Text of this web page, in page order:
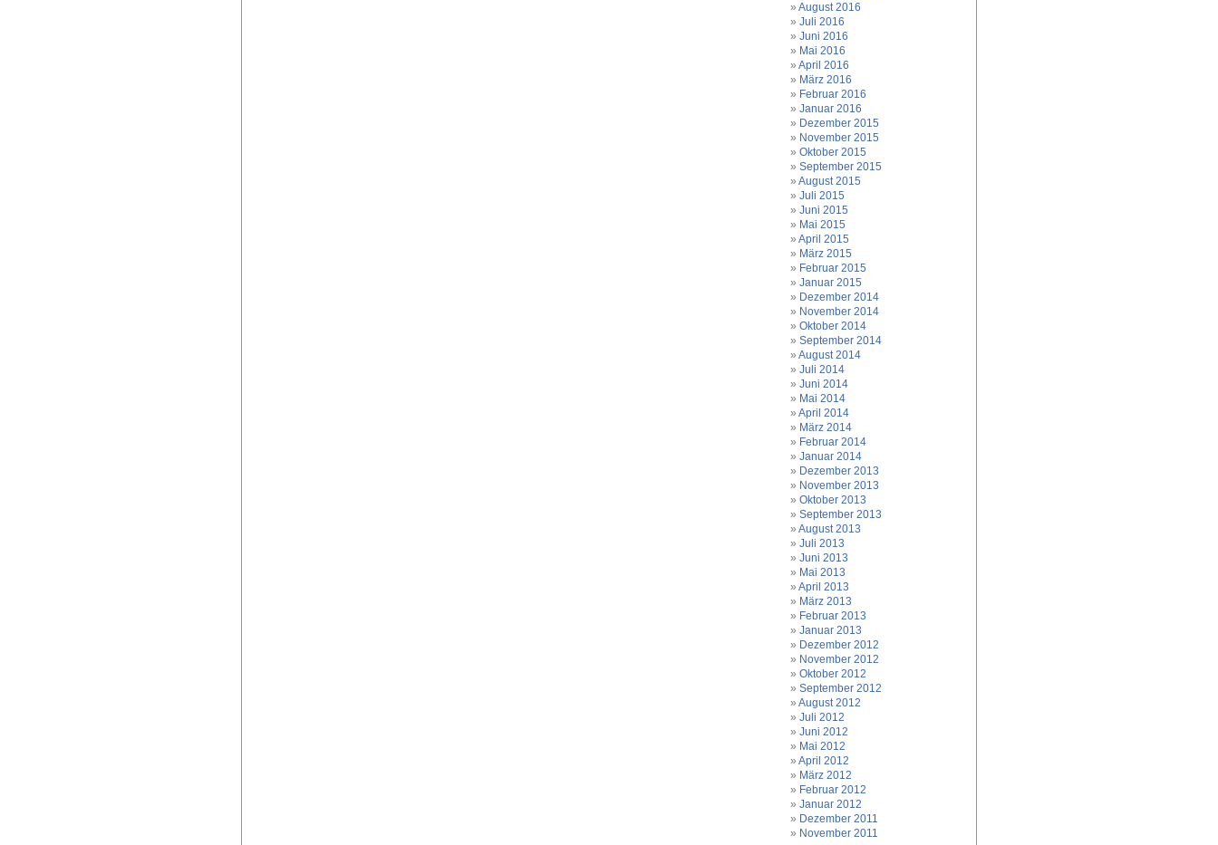
August 2016
Juli 2016
Juni 2016
Mai 2016
April 2016
März 2016
Februar 2016
Januar 2016
Dezember 2015
November 2015
Oktober 2015
September 2015
August 2015
Juli 2015
Juni 2015
Mai 2015
April 2015
März 2015
Februar 2015
Januar 2015
Dezember 2014
November 2014
Oktober 2014
September 2014
August 2014
Juli 2014
Juni 2014
Mai 2014
April 2014
März 2014
Februar 2014
Januar 2014
Dezember 2013
November 2013
Oktober 2013
September 2013
August 2013
Juli 2013
Juni 2013
Mai 2013
April 2013
März 2013
Februar 2013
Januar 2013
Dezember 2012
November 2012
Oktober 2012
September 2012
August 2012
Juli 2012
Juni 2012
Mai 2012
April 2012
März 2012
Februar 2012
Januar 2012
Dezember 2011
November 2011